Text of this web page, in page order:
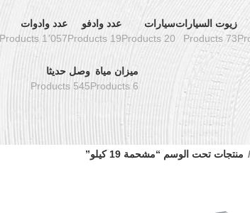
زيوت السيارات
73 Products
سيارات
20 Products
عدد وادفو
19 Products
عدد وادوات
1٬057 Products
ميزان مياة
6 Products
وصل حديثا
545 Products
منتجات تحت الوسم “مشحمة 19 كيلو”